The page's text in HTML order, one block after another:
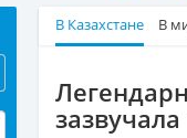
В Казахстане В